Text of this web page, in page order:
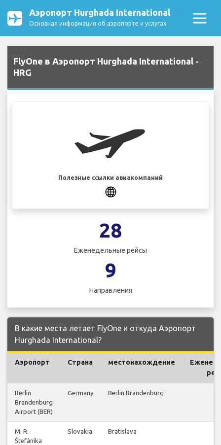
Аэропорт Hurghada International
Основная информация об аэропорте и услугах
FlyOne в Аэропорт Hurghada International -
HRG
Полезные ссылки авиакомпаний
28
Еженедельные рейсы
9
Направления
В какие места летает FlyOne и откуда Аэропорт
Hurghada International?
Аэропорт Страна местонахождение
Berlin
Brandenburg
Airport (BER)
Germany Berlin Brandenburg
M. R.
Štefánika
Slovakia Bratislava